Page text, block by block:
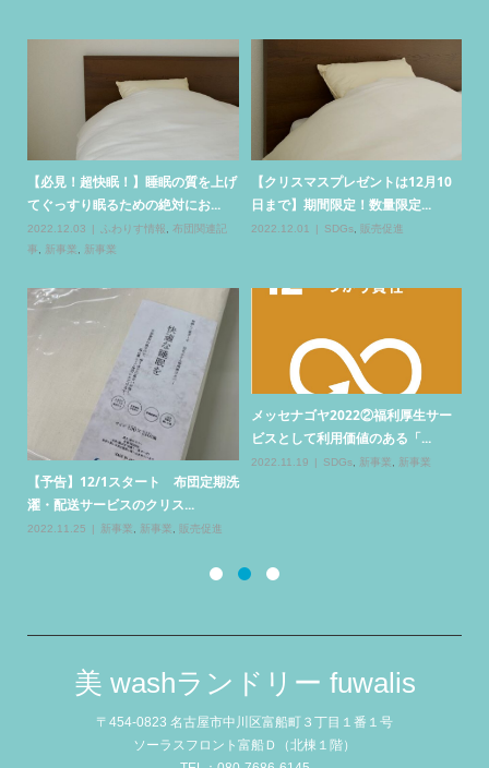
【必見！超快眠！】睡眠の質を上げ
てぐっすり眠るための絶対にお...
2022.12.03 ふわりす情報, 布団関連記
事, 新事業 , 新事業
【クリスマスプレゼントは12月10
日まで】期間限定！数量限定...
2022.12.01 SDGs, 販売促進
【予告】12/1スタート 布団定期洗
濯・配送サービスのクリス...
2022.11.25 新事業 新事業 販売促進
メッセナゴヤ2022②福利厚生サー
ビスとして利用価値のある「...
2022.11.19 SDGs, 新事業 新事業
美 washランドリー fuwalis
〒454-0823 名古屋市中川区富船町３丁目１番１号
ソーラスフロント富船Ｄ（北棟１階）